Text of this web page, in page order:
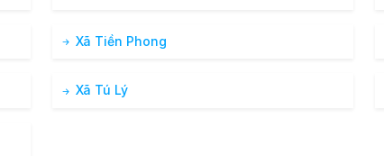
Xã Tiền Phong
Xã Tú Lý